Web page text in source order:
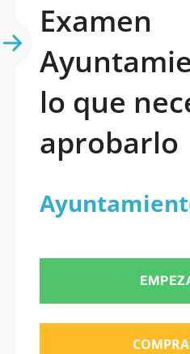
Examen
lo que
aprobarlo